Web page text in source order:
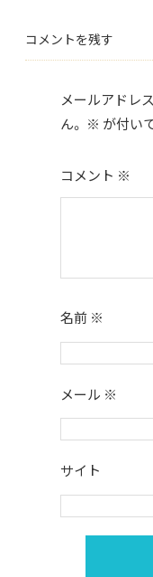
b
o
o
k
er
コメントを残す
メールアドレ
ん。 ※ が付い
コメント ※
名前 ※
メール ※
サイト